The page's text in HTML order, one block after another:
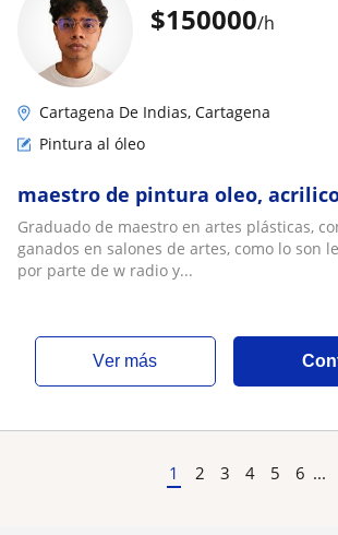
$150000/h
Cartagena De Indias, Cartagena
Pintura al óleo
maestro de pintura oleo,
Graduado de maestro en artes plásticas,
ganados en salones de artes, como lo son
por parte de w radio y...
ver más
1 2 3 4 5 6 ...